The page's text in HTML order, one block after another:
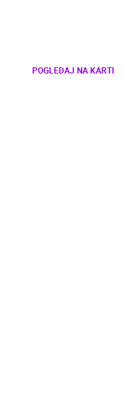
POGLEDAJ NA KARTI